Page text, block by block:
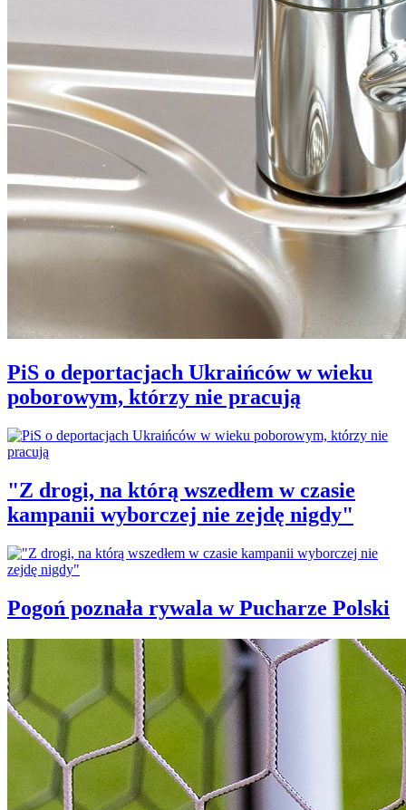
PiS o deportacjach Ukraińców w wieku
poborowym, którzy nie pracują
"Z drogi, na którą wszedłem w czasie
kampanii wyborczej nie zejdę nigdy"
Pogoń poznała rywala w Pucharze Polski